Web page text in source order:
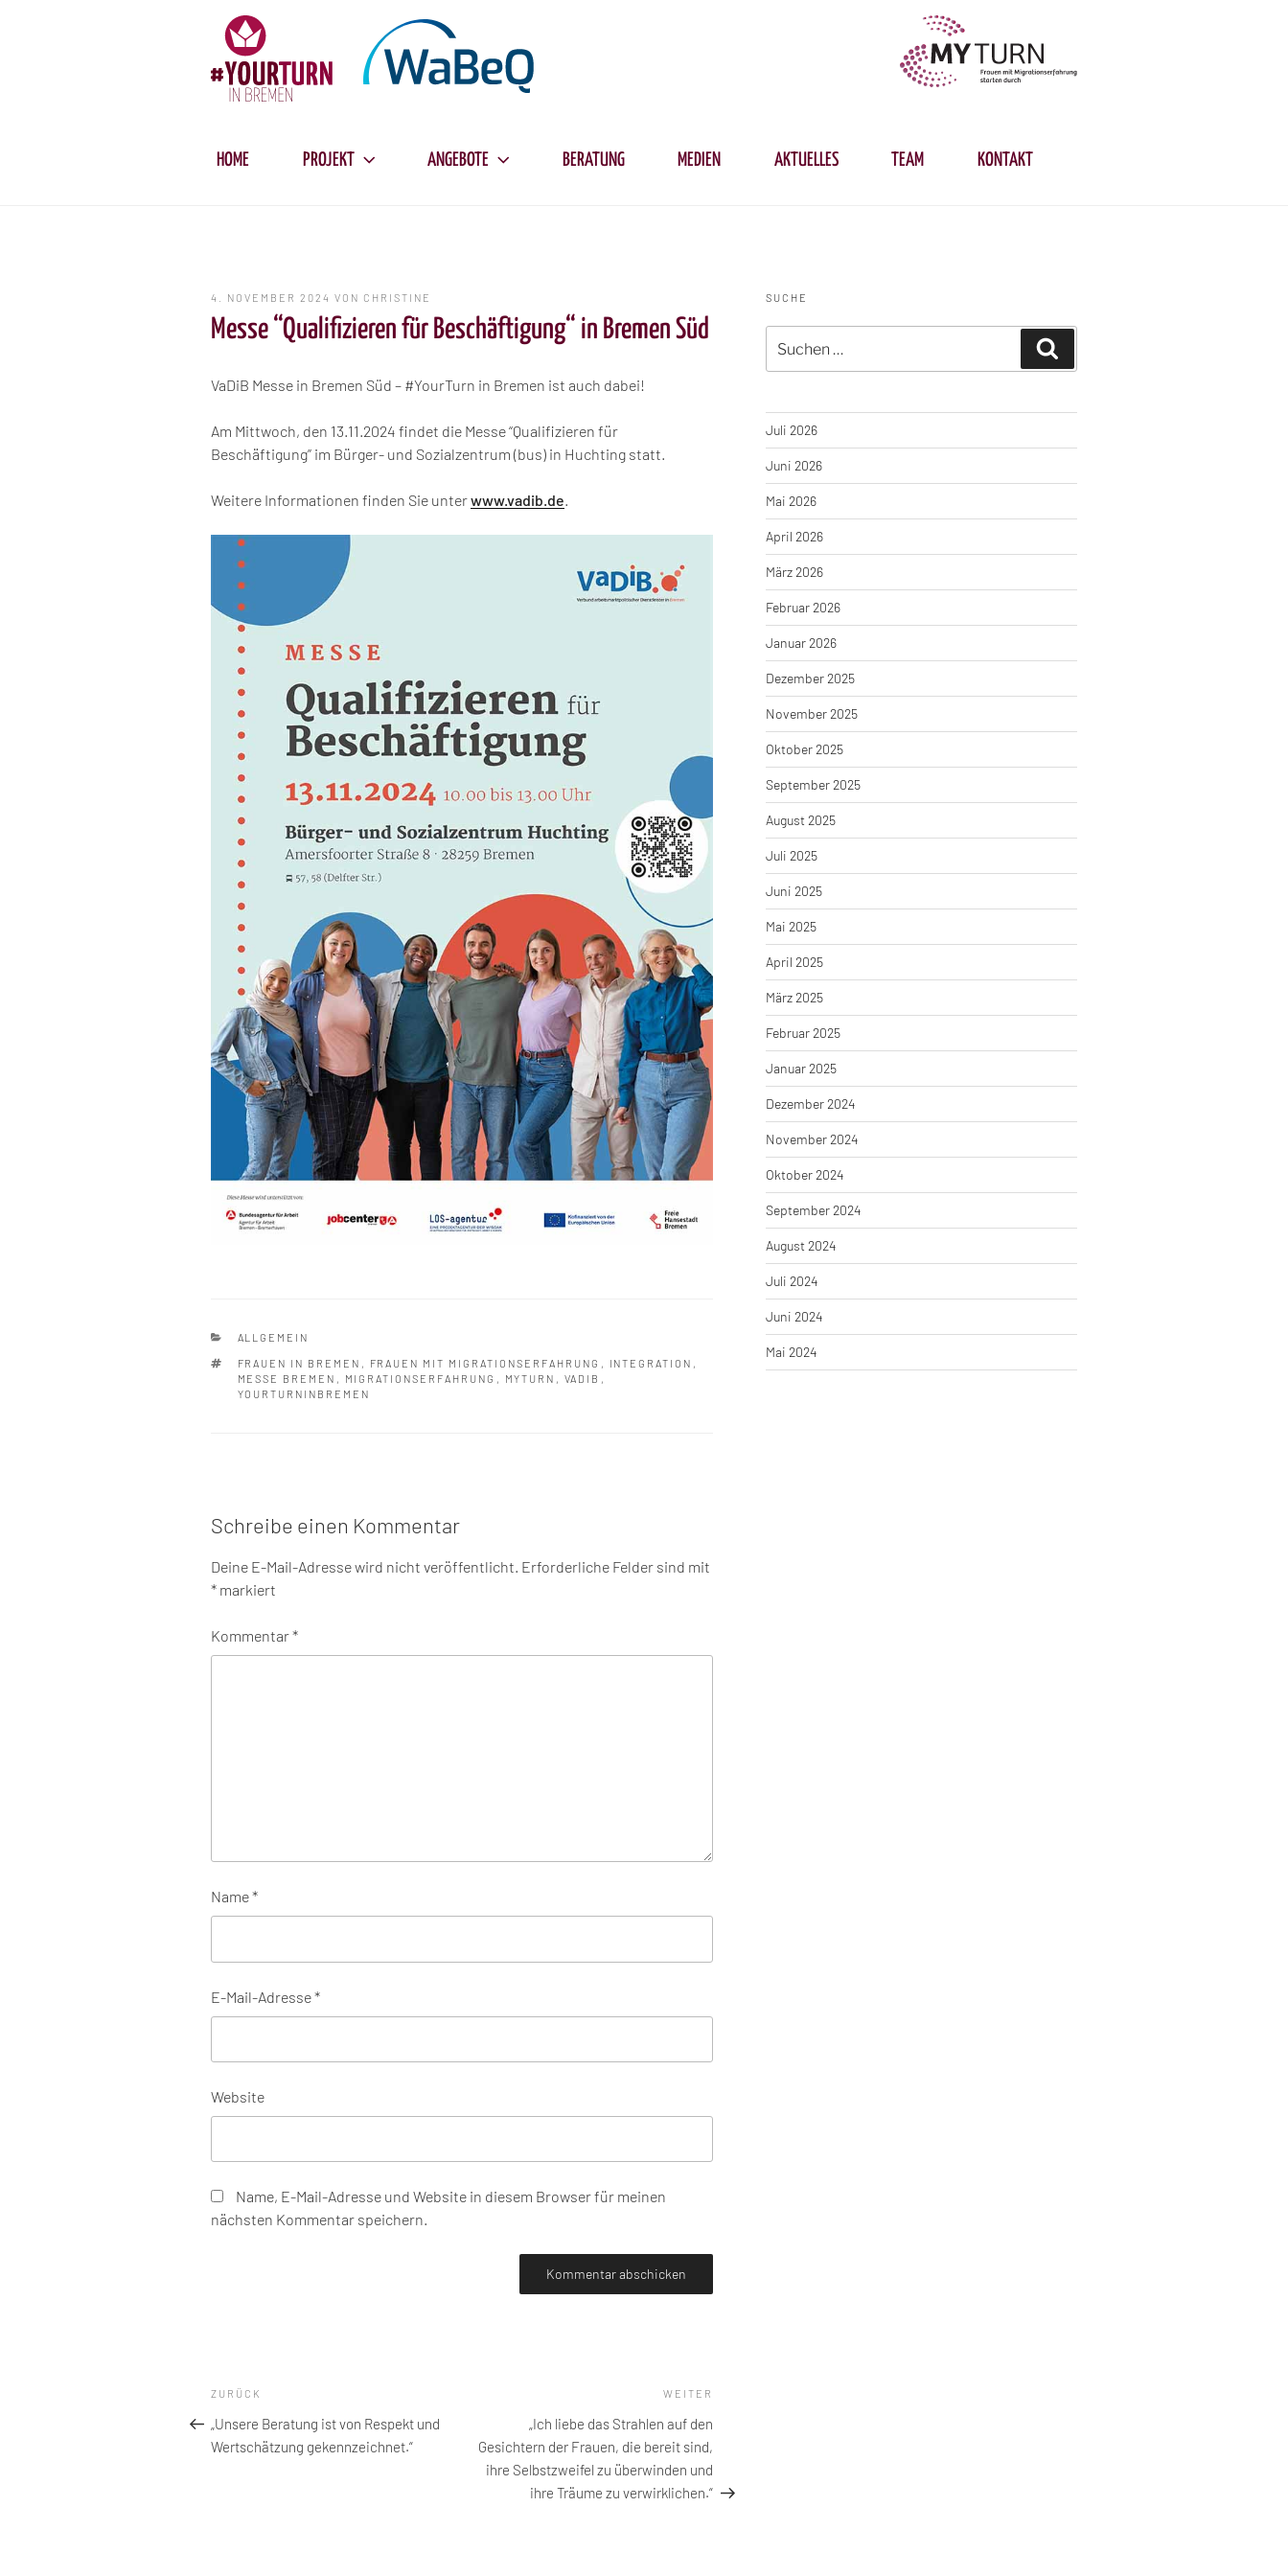
HOME PROJEKT ANGEBOTE BERATUNG MEDIEN AKTUELLES TEAM KONTAKT
VERÖFFENTLICHT
4. NOVEMBER 2024 VON CHRISTINE
Messe “Qualifizieren für Beschäftigung“ in Bremen Süd
VaDiB Messe in Bremen Süd – #YourTurn in Bremen ist auch dabei!
Am Mittwoch, den 13.11.2024 findet die Messe “Qualifizieren für
Beschäftigung” im Bürger- und Sozialzentrum (bus) in Huchting statt.
Weitere Informationen finden Sie unterwww.vadib.de
KATEGORIEN
ALLGEMEIN
SCHLAGWÖRTER
FRAUEN IN BREMEN , FRAUEN MIT MIGRATIONSERFAHRUNG , INTEGRATION ,
MESSE BREMEN , MIGRATIONSERFAHRUNG , MYTURN , VADIB ,
YOURTURNINBREMEN
Schreibe einen Kommentar
Deine E-Mail-Adresse wird nicht veröffentlicht. Erforderliche Felder sind mit
* markiert
Kommentar*
Name*
E-Mail-Adresse*
Website
Name, E-Mail-Adresse und Website in diesem Browser für meinen
nächsten Kommentar speichern.
Beitragsnavigation
Vorheriger
Beitrag
ZURÜCK
„Unsere Beratung ist von Respekt und
Wertschätzung gekennzeichnet.“
WEITER
„Ich liebe das Strahlen auf den
Gesichtern der Frauen, die bereit sind,
ihre Selbstzweifel zu überwinden und
ihre Träume zu verwirklichen.“
SUCHE
nach:
Juli 2026
Juni 2026
Mai 2026
April 2026
März 2026
Februar 2026
Januar 2026
Dezember 2025
November 2025
Oktober 2025
September 2025
August 2025
Juli 2025
Juni 2025
Mai 2025
April 2025
März 2025
Februar 2025
Januar 2025
Dezember 2024
November 2024
Oktober 2024
September 2024
August 2024
Juli 2024
Juni 2024
Mai 2024